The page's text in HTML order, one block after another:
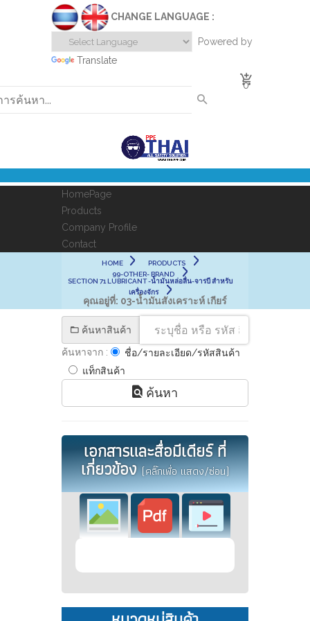
CHANGE LANGUAGE :
Powered by
Translate
0
HomePage
Products
Company Profile
Contact
HOME
PRODUCTS
99-OTHER- BRAND
SECTION 71 LUBRICANT -น้ำมันหล่อลื่น-จารบี สำหรับ
เครื่องจักร
คุณอยู่ที่: 03-น้ำมันสังเคราะห์ เกียร์
ค้นหาสินค้า
ค้นหาจาก :
ชื่อ/รายละเอียด/รหัสสินค้า
แท็กสินค้า
ค้นหา
เอกสารและสื่อมีเดียร์ ที่
เกี่ยวข้อง(คลิ๊กเพื่อ แสดง/ซ่อน)